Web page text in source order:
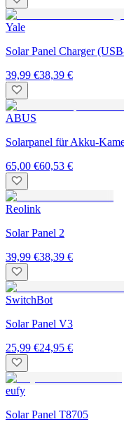
Yale
Solar Panel Charger
39,99 €38,39 €
ABUS
Solarpanel für Akku-
65,00 €60,53 €
Reolink
Solar Panel 2
39,99 €38,39 €
SwitchBot
Solar Panel V3
25,99 €24,95 €
eufy
Solar Panel T8705